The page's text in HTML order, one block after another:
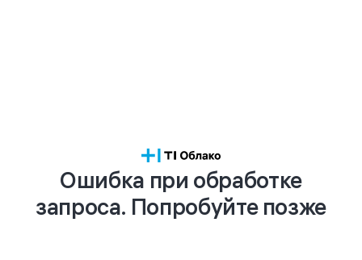
Ошибка при обработке
запроса. Попробуйте позже